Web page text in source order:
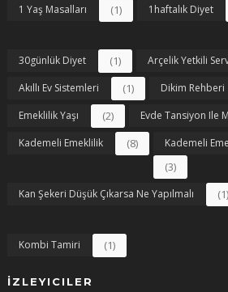
1 Yaş Masalları (1) 1haftalık Diyet
30günlük Diyet (1) Arçelik Yetkili
Akıllı Ev Sistemleri (1) Dikim Rehberi
Emeklilik Yaşı (2) Evde Tansiyon Ile
Kademeli Emeklilik (8) Kademeli
(3)
Kan Şekeri Düşük Çıkarsa Ne Yapılmalı (1)
Kombi Tamiri (1)
İZLEYICILER